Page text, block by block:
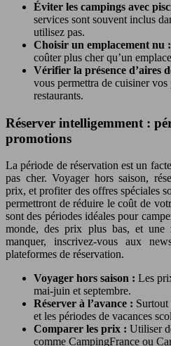
Éviter les campings avec
services sont souvent inclus
utilisez pas.
Choisir un emplacement nu :
coûter plus cher qu’un
Vérifier la présence d’aires
vous permettra de cuisiner vos
restaurants.
Réserver intelligemment :
promotions
La période de réservation est un
pas cher. Voyager hors saison,
prix, et profiter des offres spéciales
permettront de réduire le coût de
sont des périodes idéales pour
monde, des prix plus bas, et une
manquer, inscrivez-vous aux
plateformes de réservation.
Voyager hors saison : Les
mai-juin et septembre.
Réserver à l’avance : Surtout
et les périodes de vacances
Comparer les prix : Utiliser
comme CampingFrance ou